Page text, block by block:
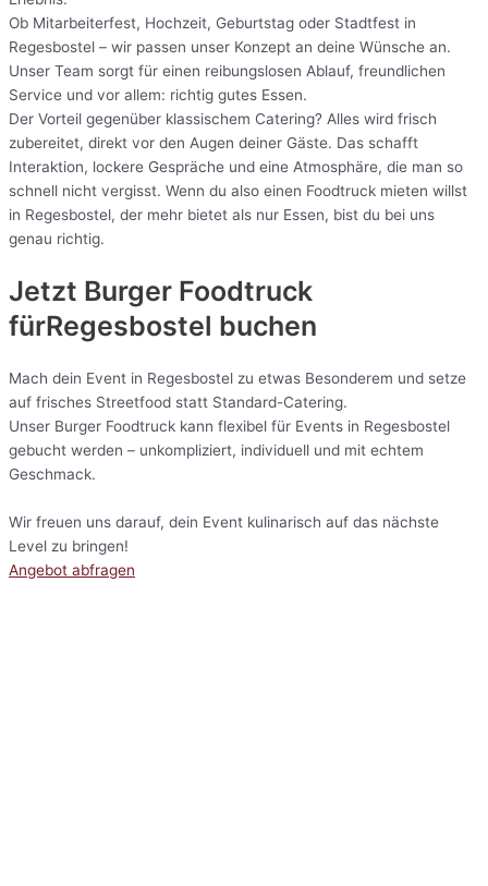
Ob Mitarbeiterfest, Hochzeit, Geburtstag oder Stadtfest in
Regesbostel – wir passen unser Konzept an deine Wünsche an.
Unser Team sorgt für einen reibungslosen Ablauf, freundlichen
Service und vor allem: richtig gutes Essen.
Der Vorteil gegenüber klassischem Catering? Alles wird frisch
zubereitet, direkt vor den Augen deiner Gäste. Das schafft
Interaktion, lockere Gespräche und eine Atmosphäre, die man so
schnell nicht vergisst. Wenn du also einen Foodtruck mieten willst
in Regesbostel, der mehr bietet als nur Essen, bist du bei uns
genau richtig.
Jetzt Burger Foodtruck
fürRegesbostel buchen
Mach dein Event in Regesbostel zu etwas Besonderem und setze
auf frisches Streetfood statt Standard-Catering.
Unser Burger Foodtruck kann flexibel für Events in Regesbostel
gebucht werden – unkompliziert, individuell und mit echtem
Geschmack.
Wir freuen uns darauf, dein Event kulinarisch auf das nächste
Level zu bringen!
Angebot abfragen